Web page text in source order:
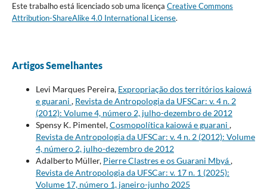
Este trabalho está licenciado sob uma licença Creative Commons
Attribution-ShareAlike 4.0 International License.
Artigos Semelhantes
Levi Marques Pereira, Expropriação dos territórios kaiowá
e guarani , Revista de Antropologia da UFSCar: v. 4 n. 2
(2012): Volume 4, número 2, julho-dezembro de 2012
Spensy K. Pimentel,Cosmopolítica kaiowá e guarani ,
Revista de Antropologia da UFSCar: v. 4 n. 2 (2012): Volume
4, número 2, julho-dezembro de 2012
Adalberto Müller, Pierre Clastres e os Guarani Mbyá,
Revista de Antropologia da UFSCar: v. 17 n. 1 (2025):
Volume 17, número 1, janeiro-junho 2025